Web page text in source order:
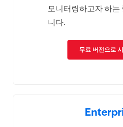
모니터링하고자 하
니다.
무료 버전으로